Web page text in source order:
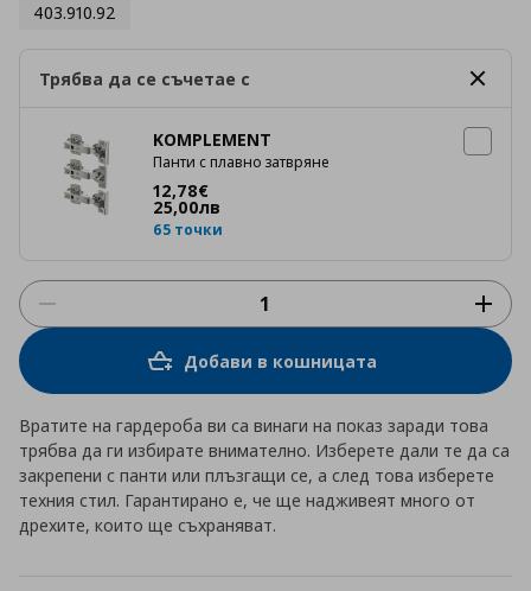
403.910.92
Трябва да се съчетае с
KOMPLEMENT
Панти с плавно затвряне
12,78€
Цена12,78 €
25,00лв
65 точки
Добави в кошницата
Вратите на гардероба ви са винаги на показ заради това
трябва да ги избирате внимателно. Изберете дали те да са
закрепени с панти или плъзгащи се, а след това изберете
техния стил. Гарантирано е, че ще надживеят много от
дрехите, които ще съхраняват.